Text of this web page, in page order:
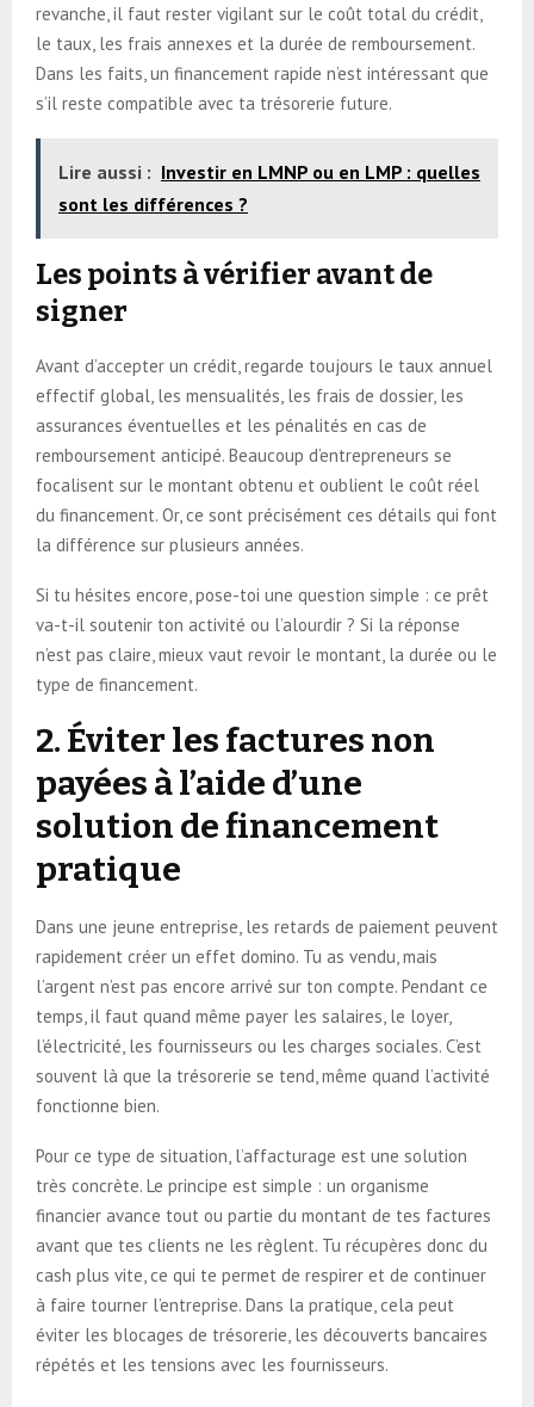
revanche, il faut rester vigilant sur le coût total du crédit,
le taux, les frais annexes et la durée de remboursement.
Dans les faits, un financement rapide n’est intéressant que
s’il reste compatible avec ta trésorerie future.
Lire aussi : Investir en LMNP ou en LMP : quelles
sont les différences ?
Les points à vérifier avant de
signer
Avant d’accepter un crédit, regarde toujours le taux annuel
effectif global, les mensualités, les frais de dossier, les
assurances éventuelles et les pénalités en cas de
remboursement anticipé. Beaucoup d’entrepreneurs se
focalisent sur le montant obtenu et oublient le coût réel
du financement. Or, ce sont précisément ces détails qui font
la différence sur plusieurs années.
Si tu hésites encore, pose-toi une question simple : ce prêt
va-t-il soutenir ton activité ou l’alourdir ? Si la réponse
n’est pas claire, mieux vaut revoir le montant, la durée ou le
type de financement.
2. Éviter les factures non
payées à l’aide d’une
solution de financement
pratique
Dans une jeune entreprise, les retards de paiement peuvent
rapidement créer un effet domino. Tu as vendu, mais
l’argent n’est pas encore arrivé sur ton compte. Pendant ce
temps, il faut quand même payer les salaires, le loyer,
l’électricité, les fournisseurs ou les charges sociales. C’est
souvent là que la trésorerie se tend, même quand l’activité
fonctionne bien.
Pour ce type de situation, l’affacturage est une solution
très concrète. Le principe est simple : un organisme
financier avance tout ou partie du montant de tes factures
avant que tes clients ne les règlent. Tu récupères donc du
cash plus vite, ce qui te permet de respirer et de continuer
à faire tourner l’entreprise. Dans la pratique, cela peut
éviter les blocages de trésorerie, les découverts bancaires
répétés et les tensions avec les fournisseurs.